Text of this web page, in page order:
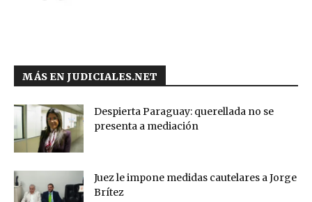
MÁS EN JUDICIALES.NET
Despierta Paraguay: querellada no se
presenta a mediación
Juez le impone medidas cautelares a Jorge
Brítez